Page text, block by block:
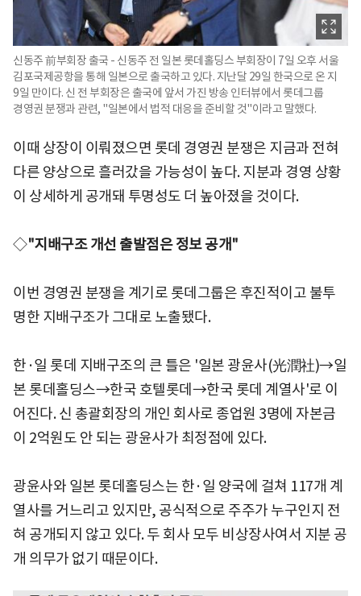
신동주 前부회장 출국 - 신동주 전 일본 롯데홀딩스 부회장이 7일 오후 서울
김포국제공항을 통해 일본으로 출국하고 있다. 지난달 29일 한국으로 온 지
9일 만이다. 신 전 부회장은 출국에 앞서 가진 방송 인터뷰에서 롯데그룹
경영권 분쟁과 관련, "일본에서 법적 대응을 준비할 것"이라고 말했다.
이때 상장이 이뤄졌으면 롯데 경영권 분쟁은 지금과 전혀
다른 양상으로 흘러갔을 가능성이 높다. 지분과 경영 상황
이 상세하게 공개돼 투명성도 더 높아졌을 것이다.
◇"지배구조 개선 출발점은 정보 공개"
이번 경영권 분쟁을 계기로 롯데그룹은 후진적이고 불투
명한 지배구조가 그대로 노출됐다.
한·일 롯데 지배구조의 큰 틀은 '일본 광윤사(光潤社)→일
본 롯데홀딩스→한국 호텔롯데→한국 롯데 계열사'로 이
어진다. 신 총괄회장의 개인 회사로 종업원 3명에 자본금
이 2억원도 안 되는 광윤사가 최정점에 있다.
광윤사와 일본 롯데홀딩스는 한·일 양국에 걸쳐 117개 계
열사를 거느리고 있지만, 공식적으로 주주가 누구인지 전
혀 공개되지 않고 있다. 두 회사 모두 비상장사여서 지분 공
개 의무가 없기 때문이다.